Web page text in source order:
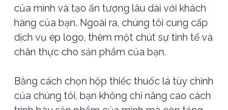
của mình và tạo ấn tượng lâu dài với khách
hàng của bạn. Ngoài ra, chúng tôi cung cấp
dịch vụ ép logo, thêm một chút sự tinh tế và
chân thực cho sản phẩm của bạn.
Bằng cách chọn hộp thiếc thuốc lá tùy chỉnh
của chúng tôi, bạn không chỉ nâng cao cách